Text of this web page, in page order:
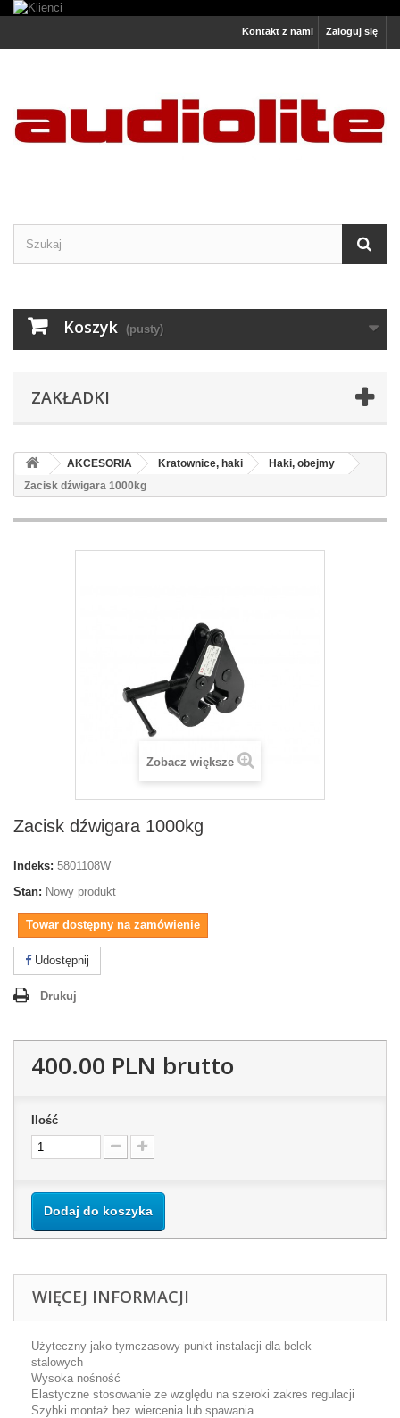
Zaloguj się
Kontakt z nami
Koszyk (pusty)
ZAKŁADKI
AKCESORIA Kratownice, haki
Haki, obejmy
Zacisk dźwigara 1000kg
Zobacz większe
Zacisk dźwigara 1000kg
Indeks: 5801108W
Stan: Nowy produkt
Towar dostępny na zamówienie
Udostępnij
Drukuj
400.00 PLN brutto
Ilość
Dodaj do koszyka
WIĘCEJ INFORMACJI
Użyteczny jako tymczasowy punkt instalacji dla belek
stalowych
Wysoka nośność
Elastyczne stosowanie ze względu na szeroki zakres regulacji
Szybki montaż bez wiercenia lub spawania